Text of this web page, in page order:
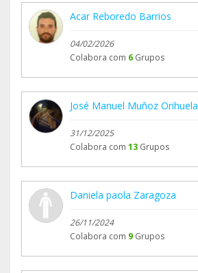
Acar Reboredo Barrios
04/02/2026
Colabora com 6 Grupos
José Manuel Muñoz Orihuela
31/12/2025
Colabora com 13 Grupos
Daniela paola Zaragoza
26/11/2024
Colabora com 9 Grupos